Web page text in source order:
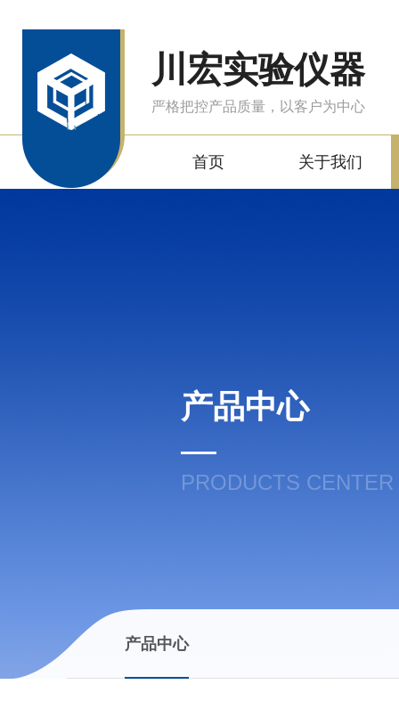
川宏实验仪器
严格把控产品质量，以客户为中心
首页 关于我们
产品中心
PRODUCTS CENTER
产品中心